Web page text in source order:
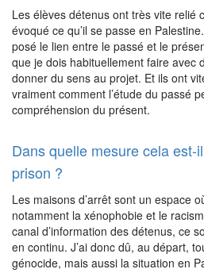
Les élèves détenus ont très vite relié
évoqué ce qu’il se passe en
posé le lien entre le passé et le
que je dois habituellement faire avec
donner du sens au projet. Et ils ont
vraiment comment l’étude du passé
compréhension du présent.
Dans quelle mesure cela est-
prison ?
Les maisons d’arrêt sont un espace
notamment la xénophobie et le
canal d’information des détenus, ce
en continu. J’ai donc dû, au départ,
génocide, mais aussi la situation en